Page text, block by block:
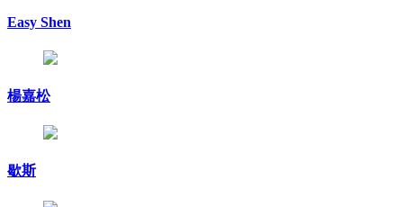
Easy Shen
楊嘉松
歇斯